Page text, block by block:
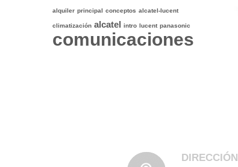
alquiler principal conceptos alcatel-lucent
climatización alcatel intro lucent panasonic
comunicaciones
DIRECCIÓN